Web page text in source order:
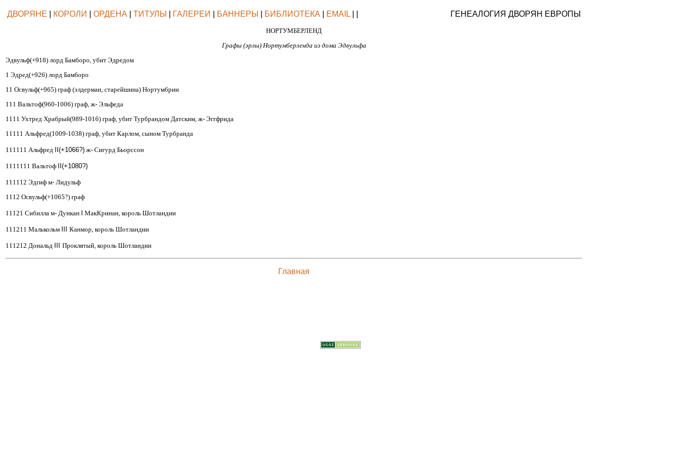
ДВОРЯНЕ КОРОЛИ ОРДЕНА ТИТУЛЫ ГАЛЕРЕИ БАННЕРЫ БИБЛИОТЕКА EMAIL ГЕНЕАЛОГИЯ ДВОРЯН ЕВРОПЫ
НОРТУМБЕРЛЕНД
Графы (эрлы) Нортумберленда из дома Эдвульфа
Эдвульф(+918) лорд Бамборо, убит Эдредом
1 Эдред(+926) лорд Бамборо
11 Освульф(+965) граф (элдерман, старейшина) Нортумбрии
111 Вальтоф(960-1006) граф, ж- Эльфеда
1111 Ухтред Храбрый(989-1016) граф, убит Турбрандом Датским, ж- Эггфрида
11111 Альфред(1009-1038) граф, убит Карлом, сыном Турбранда
111111 Альфред II(+1066?) ж- Сигурд Бьорссон
1111111 Вальтоф II(+1080?)
111112 Эдгиф м- Лидульф
1112 Освульф(+1065?) граф
11121 Сибилла м- Дункан МакКринан, король Шотландии
111211 Малькольм Канмор, король Шотландии
111212 Дональд Проклятый, король Шотландии
Главная